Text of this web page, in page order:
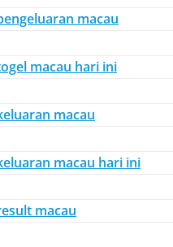
macau
macau hari ini
macau
macau hari ini
macau